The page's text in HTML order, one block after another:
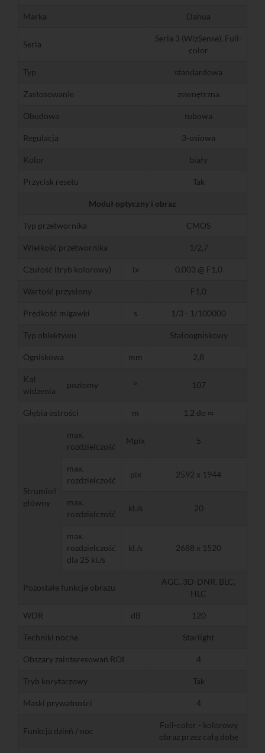
Marka Dahua
Seria
Seria 3 (WizSense), Full-
color
Typ standardowa
Zastosowanie zewnętrzna
Obudowa tubowa
Regulacja 3-osiowa
Kolor biały
Przycisk resetu Tak
Moduł optyczny i obraz
Typ przetwornika CMOS
Wielkość przetwornika 1/2,7
Czułość (tryb kolorowy) lx 0,003 @ F1,0
Wartość przysłony F1,0
Prędkość migawki s 1/3 - 1/100000
Typ obiektywu Stałoogniskowy
Ogniskowa mm 2,8
Kąt
widzenia
poziomy ° 107
Głębia ostrości m 1,2 do ∞
Strumień
główny
max.
rozdzielczość
Mpix 5
max.
rozdzielczość
pix 2592 x 1944
max.
rozdzielczość
kl./s 20
max.
rozdzielczość
dla 25 kl./s
kl./s 2688 x 1520
Pozostałe funkcje obrazu
AGC, 3D-DNR, BLC,
HLC
WDR dB 120
Techniki nocne Starlight
Obszary zainteresowań ROI 4
Tryb korytarzowy Tak
Maski prywatności 4
Funkcja dzień / noc
Full-color - kolorowy
obraz przez całą dobę